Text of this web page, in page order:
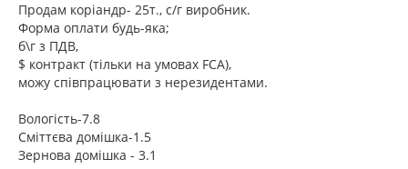
Продам коріандр- 25т., с/г виробник.
Форма оплати будь-яка;
б\г з ПДВ,
$ контракт (тільки на умовах FCA),
можу співпрацювати з нерезидентами.
Вологість-7.8
Сміттєва домішка-1.5
Зернова домішка - 3.1